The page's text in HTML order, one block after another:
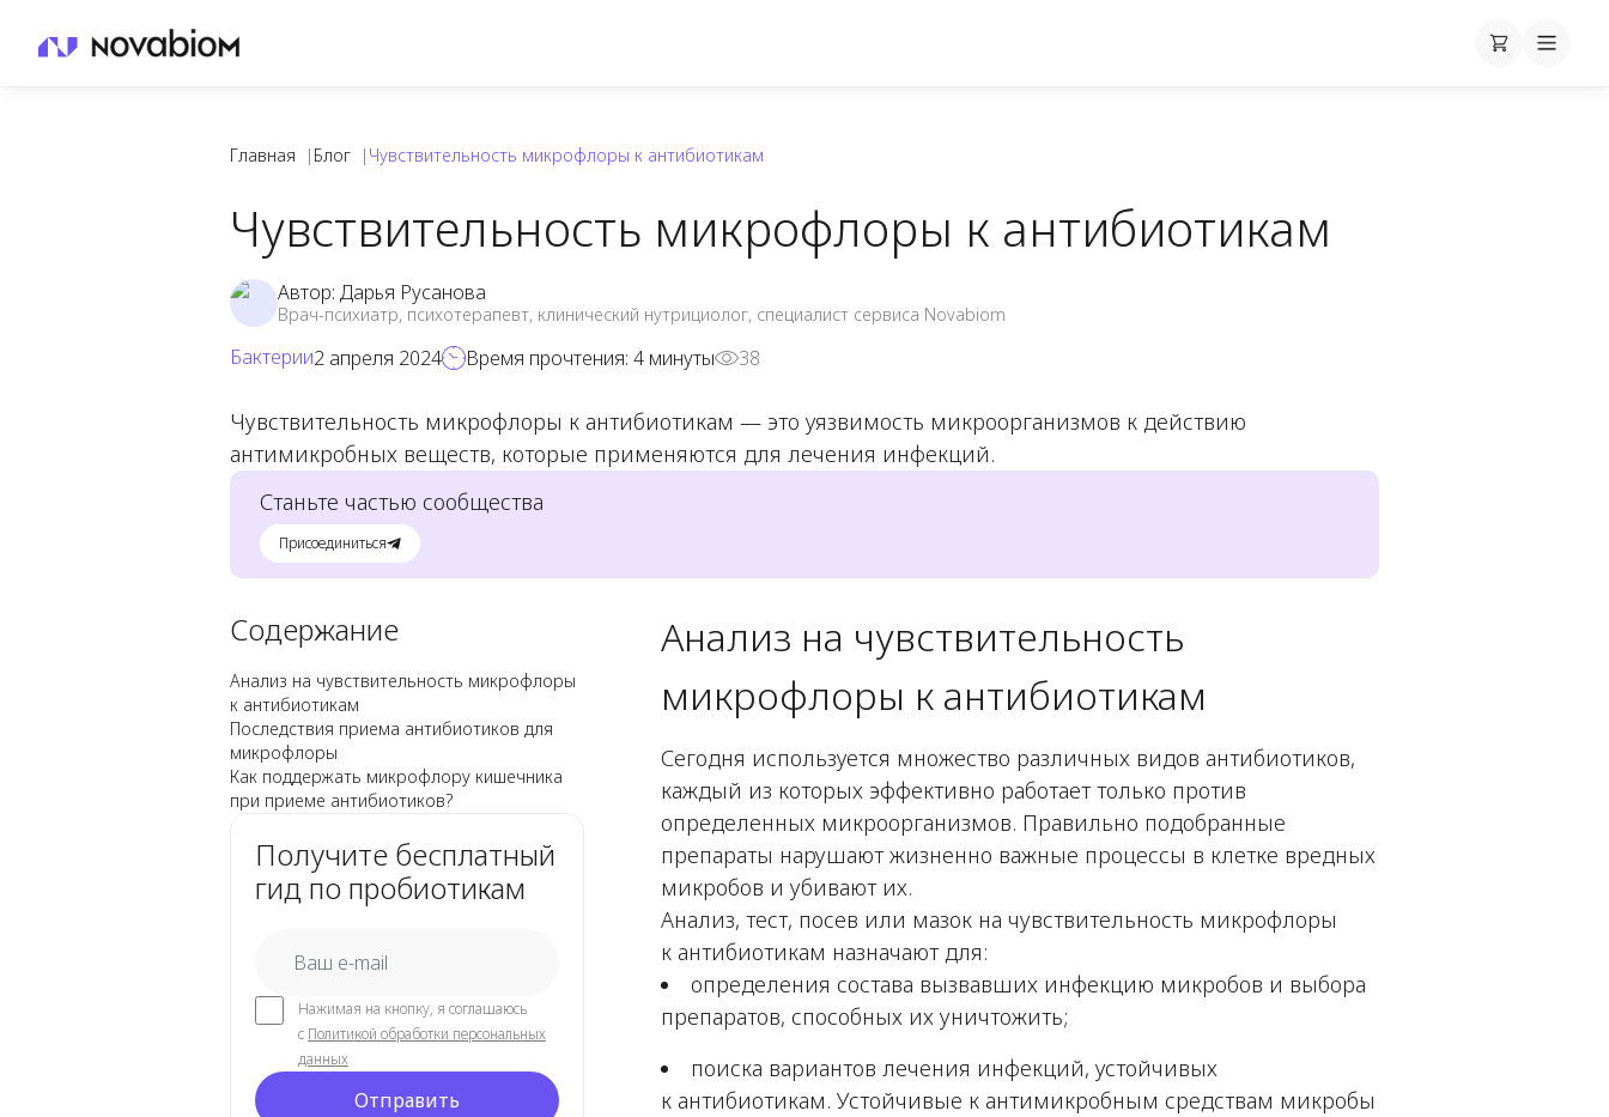
Корзина
Cart Mobile
Главная | Блог | Чувствительность микрофлоры к антибиотикам
Чувствительность микрофлоры к антибиотикам
Автор: Дарья Русанова
Врач-психиатр, психотерапевт, клинический нутрициолог, специалист сервиса Novabiom
Бактерии2 апреля 2024 Время прочтения: 4 минуты 38
Чувствительность микрофлоры к антибиотикам — это уязвимость микроорганизмов к действию
антимикробных веществ, которые применяются для лечения инфекций.
Станьте частью сообщества
Присоединиться
Содержание
Анализ на чувствительность микрофлоры
к антибиотикам
Последствия приема антибиотиков для
микрофлоры
Как поддержать микрофлору кишечника
при приеме антибиотиков?
Получите бесплатный
гид по пробиотикам
Нажимая на кнопку, я соглашаюсь
с Политикой обработки персональных
данных
Отправить
Анализ на чувствительность
микрофлоры к антибиотикам
Сегодня используется множество различных видов антибиотиков,
каждый из которых эффективно работает только против
определенных микроорганизмов. Правильно подобранные
препараты нарушают жизненно важные процессы в клетке вредных
микробов и убивают их.
Анализ, тест, посев или мазок на чувствительность микрофлоры
к антибиотикам назначают для:
определения состава вызвавших инфекцию микробов и выбора
препаратов, способных их уничтожить;
поиска вариантов лечения инфекций, устойчивых
к антибиотикам. Устойчивые к антимикробным средствам микробы